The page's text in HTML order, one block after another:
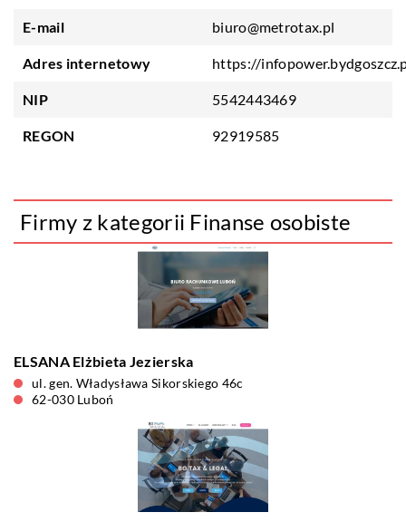
E-mail biuro@metrotax.pl
Adres internetowy https://
NIP 5542443469
REGON 92919585
Firmy z kategorii Finanse osobiste
ELSANA Elżbieta Jezierska
ul. gen. Władysława Sikorskiego 46c
62-030 Luboń